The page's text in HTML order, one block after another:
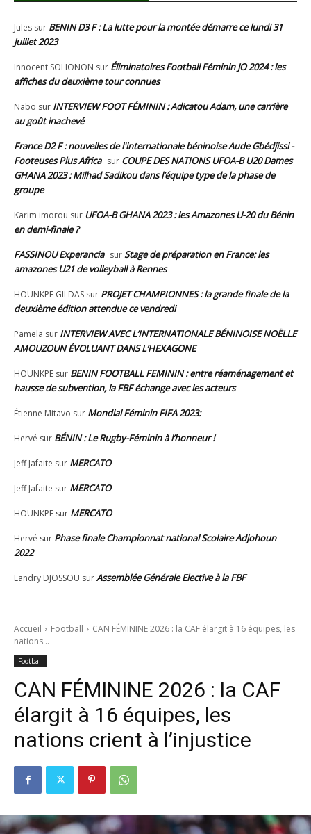
Jules sur BENIN D3 F : La lutte pour la montée démarre ce lundi 31
Juillet 2023
Innocent SOHONON sur Éliminatoires Football Féminin JO 2024 : les
affiches du deuxième tour connues
Nabo sur INTERVIEW FOOT FÉMININ : Adicatou Adam, une carrière
au goût inachevé
France D2 F : nouvelles de l'internationale béninoise Aude Gbédjissi -
Footeuses Plus Africa sur COUPE DES NATIONS UFOA-B U20 Dames
GHANA 2023 : Milhad Sadikou dans l’équipe type de la phase de
groupe
Karim imorou sur UFOA-B GHANA 2023 : les Amazones U-20 du Bénin
en demi-finale ?
FASSINOU Experancia sur Stage de préparation en France: les
amazones U21 de volleyball à Rennes
HOUNKPE GILDAS sur PROJET CHAMPIONNES : la grande finale de la
deuxième édition attendue ce vendredi
Pamela sur INTERVIEW AVEC L’INTERNATIONALE BÉNINOISE NOËLLE
AMOUZOUN ÉVOLUANT DANS L’HEXAGONE
HOUNKPE sur BENIN FOOTBALL FEMININ : entre réaménagement et
hausse de subvention, la FBF échange avec les acteurs
Étienne Mitavo sur Mondial Féminin FIFA 2023:
Hervé sur BÉNIN : Le Rugby-Féminin à l’honneur !
Jeff Jafaite sur MERCATO
Jeff Jafaite sur MERCATO
HOUNKPE sur MERCATO
Hervé sur Phase finale Championnat national Scolaire Adjohoun
2022
Landry DJOSSOU surAssemblée Générale Elective à la FBF